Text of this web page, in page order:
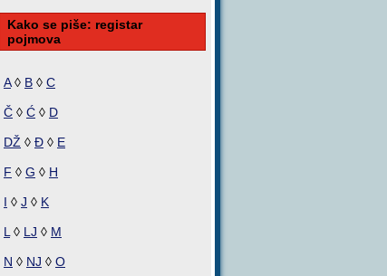
Kako se piše: registar
pojmova
A◊ B ◊ C
Č ◊ Ć ◊ D
DŽ ◊ Đ ◊ E
F ◊ G ◊ H
I ◊ J ◊ K
L ◊ LJ ◊ M
N ◊ NJ ◊ O